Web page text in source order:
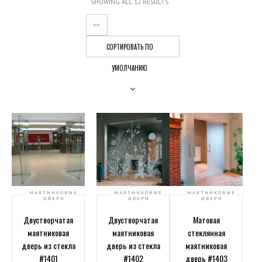
СОРТИРОВАТЬ ПО
УМОЛЧАНИЮ
МАЯТНИКОВЫЕ
ДВЕРИ
Двустворчатая
маятниковая
дверь из стекла
#1401
МАЯТНИКОВЫЕ
ДВЕРИ
Двустворчатая
маятниковая
дверь из стекла
#1402
МАЯТНИКОВЫЕ
ДВЕРИ
Матовая
стеклянная
маятниковая
дверь #1403